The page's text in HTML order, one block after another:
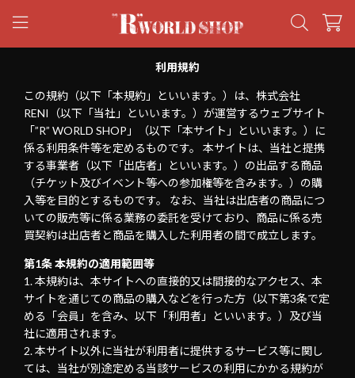
利用規約
この規約（以下「本規約」といいます。）は、株式会社
RENI（以下「当社」といいます。）が運営するウェブサイト
「”R” WORLD SHOP」（以下「本サイト」といいます。）に
係る利用条件等を定めるものです。 本サイトは、当社と提携
する事業者（以下「出店者」といいます。）の出品する商品
（チケット及びイベント等への参加権等を含みます。）の購
入等を目的とするものです。 なお、当社は出店者の商品につ
いての販売等に係る業務の委託を受けており、商品に係る売
買契約は出店者と商品を購入した利用者の間で成立します。
第1条 本規約の適用範囲等
本規約は、本サイトへの直接的又は間接的なアクセス、本
サイトを通じての商品の購入などを行った方（以下第3条で定
める「会員」を含み、以下「利用者」といいます。）及び当
社に適用されます。
本サイト以外に当社が利用者に提供するサービス等に関し
ては、当社が別途定める当該サービスの利用にかかる規約が